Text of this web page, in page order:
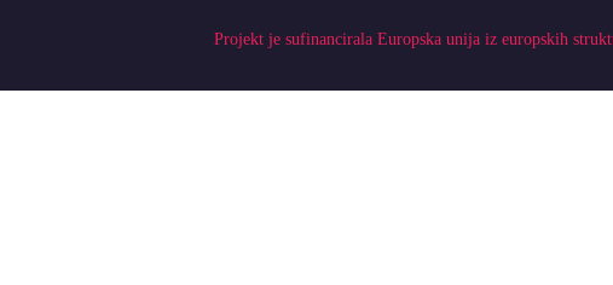
Projekt je sufinancirala Europska unija iz europskih